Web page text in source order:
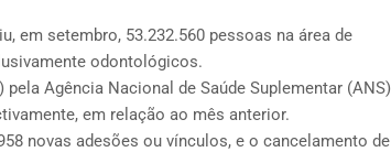
em setembro, 53.232.560 pessoas na área de
odontológicos.
Agência Nacional de Saúde Suplementar (ANS)
em relação ao mês anterior.
novas adesões ou vínculos, e o cancelamento de